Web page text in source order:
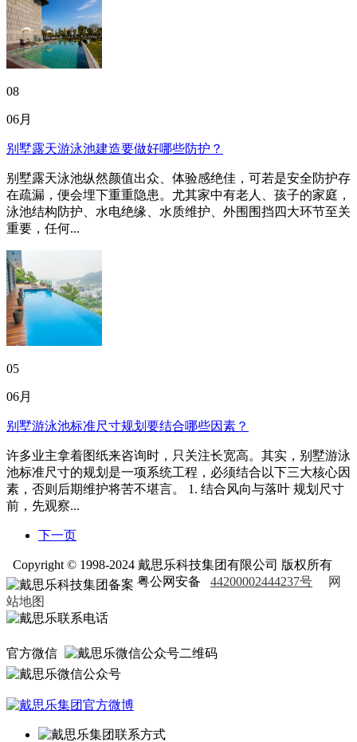
08
06月
别墅露天游泳池建造要做好哪些防护？
别墅露天泳池纵然颜值出众、体验感绝佳，可若是安全防护存
在疏漏，便会埋下重重隐患。尤其家中有老人、孩子的家庭，
泳池结构防护、水电绝缘、水质维护、外围围挡四大环节至关
重要，任何...
05
06月
别墅游泳池标准尺寸规划要结合哪些因素？
许多业主拿着图纸来咨询时，只关注长宽高。其实，别墅游泳
池标准尺寸的规划是一项系统工程，必须结合以下三大核心因
素，否则后期维护将苦不堪言。 1. 结合风向与落叶 规划尺寸
前，先观察...
下一页
Copyright © 1998-2024 戴思乐科技集团有限公司 版权所有
粤公网安备 44200002444237号
网
站地图
官方微信